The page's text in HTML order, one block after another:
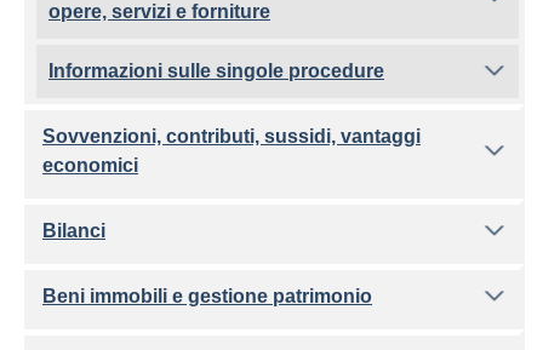
opere, servizi e forniture
Informazioni sulle singole procedure
Sovvenzioni, contributi, sussidi, vantaggi
economici
Bilanci
Beni immobili e gestione patrimonio